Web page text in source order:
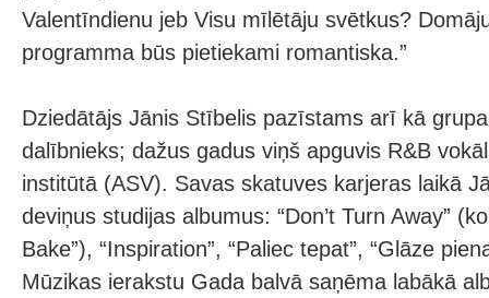
Valentīndienu jeb Visu mīlētāju svētkus?
programma būs pietiekami romantiska.”
Dziedātājs Jānis Stībelis pazīstams arī kā
dalībnieks; dažus gadus viņš apguvis R&B
institūtā (ASV). Savas skatuves karjeras laikā
deviņus studijas albumus: “Don’t Turn Away”
Bake”), “Inspiration”, “Paliec tepat”, “Glāze
Mūzikas ierakstu Gada balvā saņēma labākā